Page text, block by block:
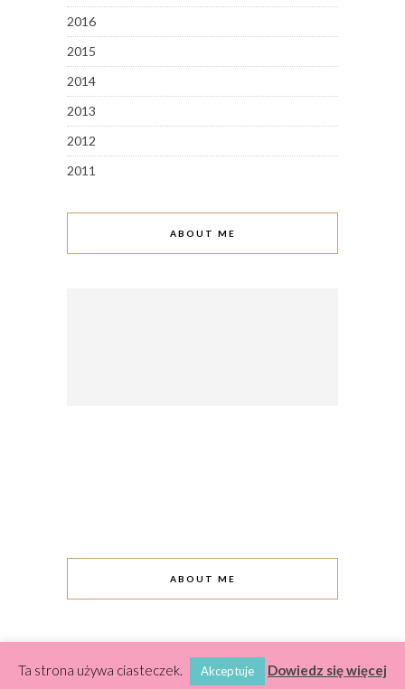
2016
2015
2014
2013
2012
2011
ABOUT ME
ABOUT ME
Ta strona używa ciasteczek. Akceptuje Dowiedz się więcej